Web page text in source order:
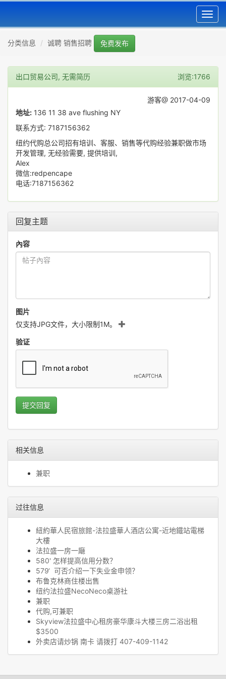
分类信息 诚聘 销售招聘 免费发布
出口贸易公司, 无需简历 浏览:1766
游客@ 2017-04-09
地址: 136 11 38 ave flushing NY
联系方式: 7187156362
纽约代购总公司招有培训、客服、销售等代购经验兼职做市场
开发管理, 无经验需要, 提供培训,
Alex
微信:redpencape
电话:7187156362
回复主题
內容
图片
仅支持JPG文件，大小限制1M。
验证
提交回复
相关信息
兼职
过往信息
紐約華人民宿旅館-法拉盛華人酒店公寓-近地鐵站電梯
大樓
法拉盛一房一廰
580' 怎样提高信用分数？
579‘ 可否介绍一下失业金申领？
布鲁克林商住楼出售
纽约法拉盛NecoNeco桌游社
兼职
代购,可兼职
Skyview法拉盛中心租房豪华康斗大楼三房二浴出租
$3500
外卖店请炒锅 南卡 请拨打 407-409-1142